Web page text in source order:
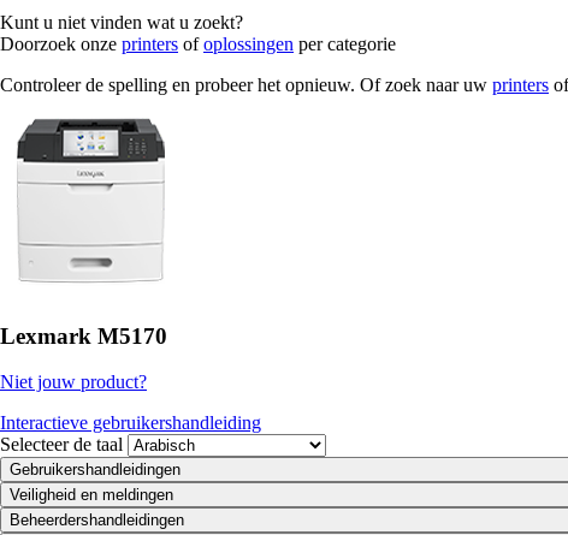
Kunt u niet vinden wat u zoekt?
Doorzoek onze printers ofoplossingen per categorie
Controleer de spelling en probeer het opnieuw. Of zoek naar uw printers
Lexmark M5170
Niet jouw product?
Interactieve gebruikershandleiding
Selecteer de taal
Gebruikershandleidingen
Veiligheid en meldingen
Beheerdershandleidingen